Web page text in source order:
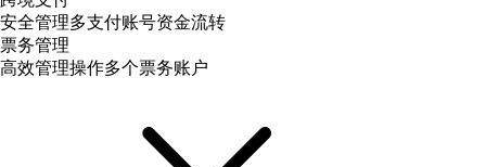
安全管理多支付账号资金流转
票务管理
高效管理操作多个票务账户